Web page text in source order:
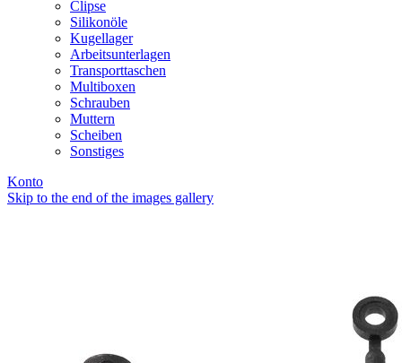
Clipse
Silikonöle
Kugellager
Arbeitsunterlagen
Transporttaschen
Multiboxen
Schrauben
Muttern
Scheiben
Sonstiges
Konto
Skip to the end of the images gallery